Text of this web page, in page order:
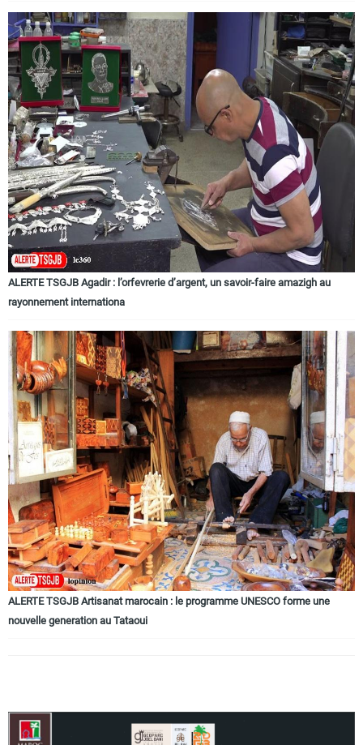
ALERTE TSGJB Agadir : l’orfevrerie d’argent, un savoir-faire amazigh au
rayonnement internationa
ALERTE TSGJB Artisanat marocain : le programme UNESCO forme une
nouvelle generation au Tataoui